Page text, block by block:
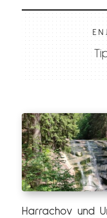
die
von
und
EINEN
Harrachov und